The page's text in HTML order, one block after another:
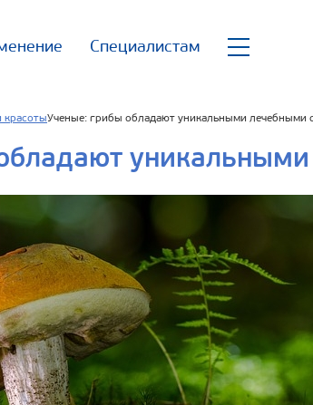
Специалистам
красотыУченые: грибы обладают уникальными лечебными